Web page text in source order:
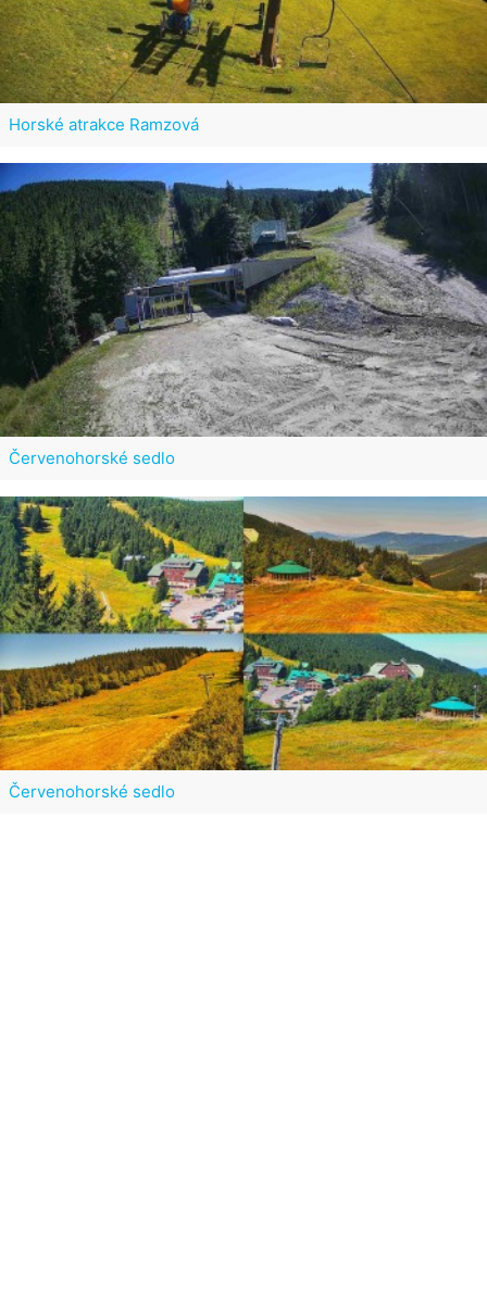
Horské atrakce Ramzová
Červenohorské sedlo
Červenohorské sedlo